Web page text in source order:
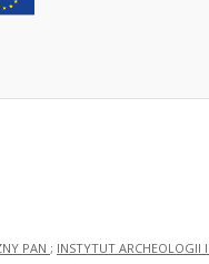
PAN ; INSTYTUT ARCHEOLOGII